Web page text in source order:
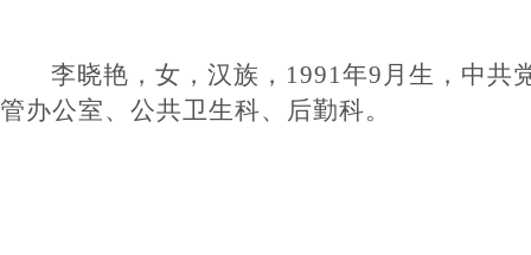
李晓艳，女，汉族， 1991年9月生，中共
管办公室、公共卫生科、后勤科。